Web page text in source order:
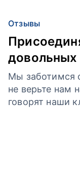
Отзывы
довольных
Мы заботимся
не верьте нам
говорят наши